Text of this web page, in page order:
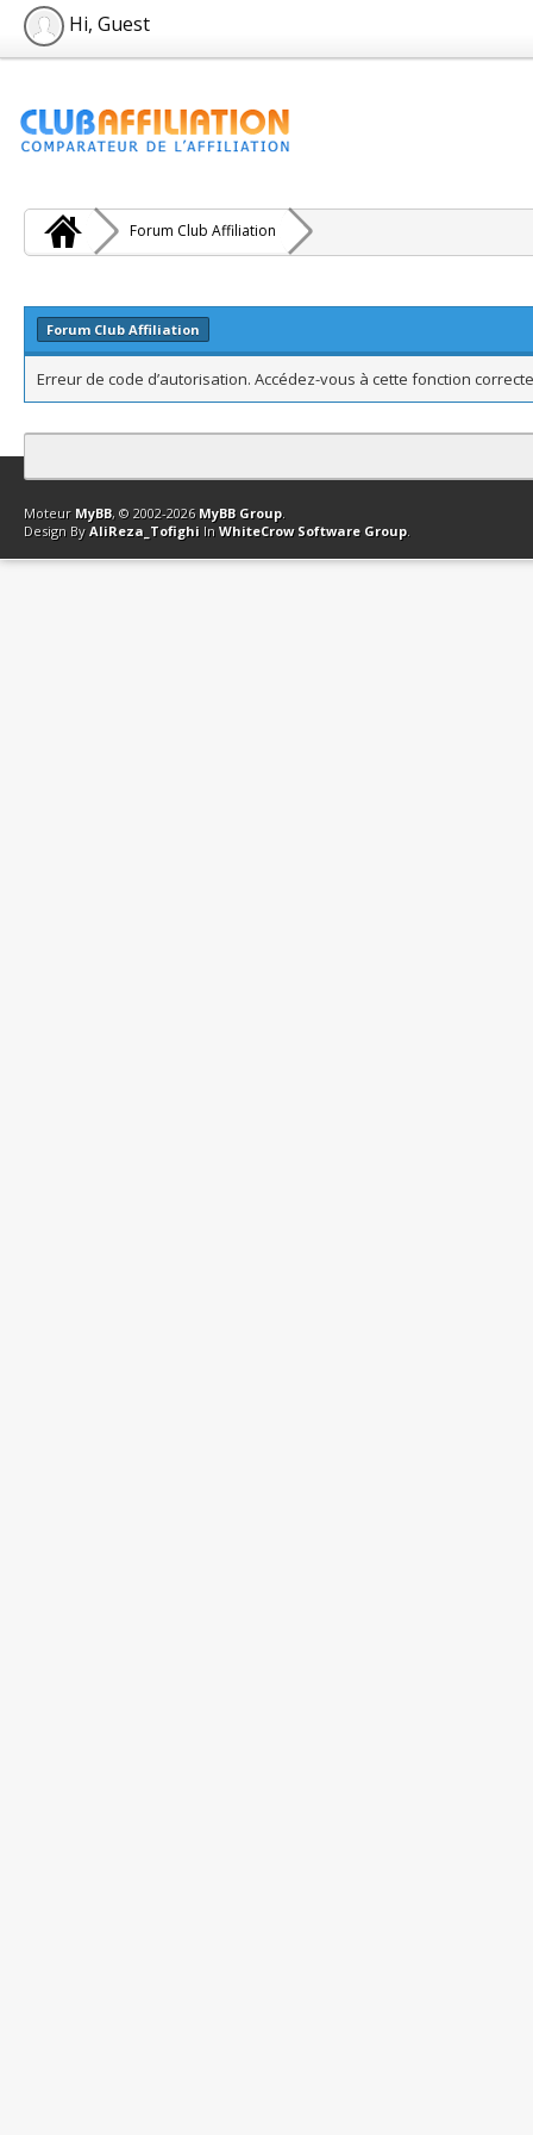
Hi, Guest
Forum Club Affiliation
Forum Club Affiliation
Erreur de code d’autorisation. Accédez-vous à cette fonction
Contact Club Affiliation Retourner en haut Version bas-débit
Moteur MyBB, © 2002-2026 MyBB Group.
Design By AliReza_Tofighi In WhiteCrow Software Group.